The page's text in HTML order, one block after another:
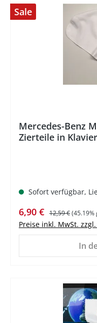
Sale
Mercedes-Benz
Zierteile in
Sofort verfügbar,
Verkaufspreis:
6,90 € Regulärer Preis:
12,59 €(45.19%
Preise inkl. MwSt.
In